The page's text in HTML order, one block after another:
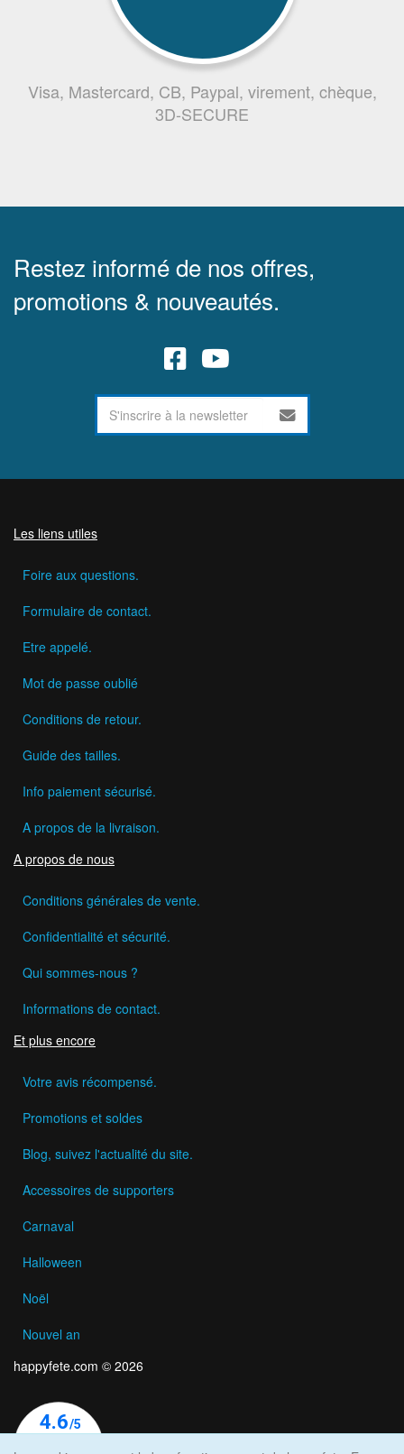
Visa, Mastercard, CB, Paypal, virement, chèque,
3D-SECURE
Restez informé de nos offres,
promotions & nouveautés.
Les liens utiles
Foire aux questions.
Formulaire de contact.
Etre appelé.
Mot de passe oublié
Conditions de retour.
Guide des tailles.
Info paiement sécurisé.
A propos de la livraison.
A propos de nous
Conditions générales de vente.
Confidentialité et sécurité.
Qui sommes-nous ?
Informations de contact.
Et plus encore
Votre avis récompensé.
Promotions et soldes
Blog, suivez l'actualité du site.
Accessoires de supporters
Carnaval
Halloween
Noël
Nouvel an
happyfete.com © 2026